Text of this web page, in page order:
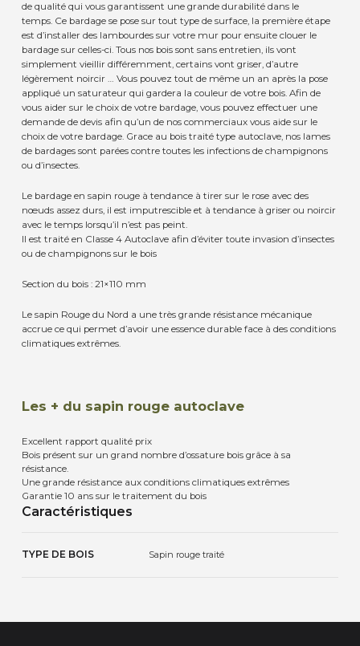
de qualité qui vous garantissent une grande durabilité dans le
temps. Ce bardage se pose sur tout type de surface, la première étape
est d’installer des lambourdes sur votre mur pour ensuite clouer le
bardage sur celles-ci. Tous nos bois sont sans entretien, ils vont
simplement vieillir différemment, certains vont griser, d’autre
légèrement noircir … Vous pouvez tout de même un an après la pose
appliqué un saturateur qui gardera la couleur de votre bois. Afin de
vous aider sur le choix de votre bardage, vous pouvez effectuer une
demande de devis afin qu’un de nos commerciaux vous aide sur le
choix de votre bardage. Grace au bois traité type autoclave, nos lames
de bardages sont parées contre toutes les infections de champignons
ou d’insectes.
Le bardage en sapin rouge à tendance à tirer sur le rose avec des
nœuds assez durs, il est imputrescible et à tendance à griser ou noircir
avec le temps lorsqu’il n’est pas peint.
Il est traité en Classe 4 Autoclave afin d’éviter toute invasion d’insectes
ou de champignons sur le bois
Section du bois : 21×110 mm
Le sapin Rouge du Nord a une très grande résistance mécanique
accrue ce qui permet d’avoir une essence durable face à des conditions
climatiques extrêmes.
Les + du sapin rouge autoclave
Excellent rapport qualité prix
Bois présent sur un grand nombre d’ossature bois grâce à sa
résistance.
Une grande résistance aux conditions climatiques extrêmes
Garantie 10 ans sur le traitement du bois
Caractéristiques
TYPE DE BOIS Sapin rouge traité